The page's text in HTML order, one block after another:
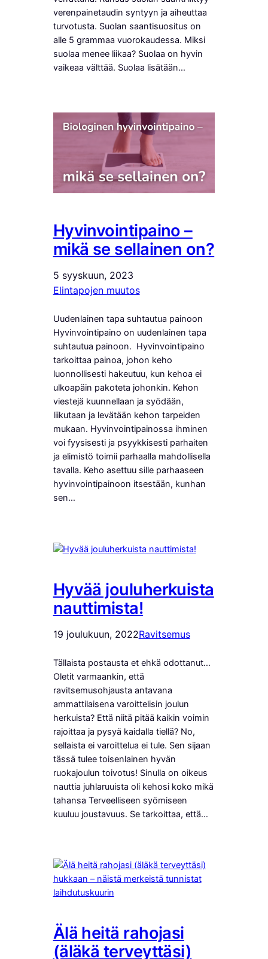
verenpainetaudin syntyyn ja aiheuttaa
turvotusta. Suolan saantisuositus on
alle 5 grammaa vuorokaudessa. Miksi
suolaa menee liikaa? Suolaa on hyvin
vaikeaa välttää. Suolaa lisätään…
Hyvinvointipaino –
mikä se sellainen on?
5 syyskuun, 2023
Elintapojen muutos
Uudenlainen tapa suhtautua painoon
Hyvinvointipaino on uudenlainen tapa
suhtautua painoon. Hyvinvointipaino
tarkoittaa painoa, johon keho
luonnollisesti hakeutuu, kun kehoa ei
ulkoapäin pakoteta johonkin. Kehon
viestejä kuunnellaan ja syödään,
liikutaan ja levätään kehon tarpeiden
mukaan. Hyvinvointipainossa ihminen
voi fyysisesti ja psyykkisesti parhaiten
ja elimistö toimii parhaalla mahdollisella
tavalla. Keho asettuu sille parhaaseen
hyvinvointipainoon itsestään, kunhan
sen…
Hyvää jouluherkuista
nauttimista!
19 joulukuun, 2022Ravitsemus
Tällaista postausta et ehkä odottanut…
Oletit varmaankin, että
ravitsemusohjausta antavana
ammattilaisena varoittelisin joulun
herkuista? Että niitä pitää kaikin voimin
rajoittaa ja pysyä kaidalla tiellä? No,
sellaista ei varoittelua ei tule. Sen sijaan
tässä tulee toisenlainen hyvän
ruokajoulun toivotus! Sinulla on oikeus
nauttia juhlaruuista oli kehosi koko mikä
tahansa Terveelliseen syömiseen
kuuluu joustavuus. Se tarkoittaa, että…
Älä heitä rahojasi
(äläkä terveyttäsi)